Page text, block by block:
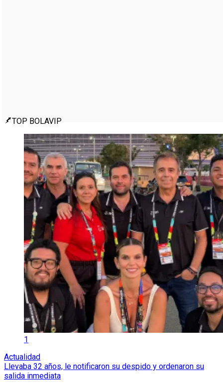
TOP BOLAVIP
1
Actualidad
Llevaba 32 años, le notificaron su despido y ordenaron su
salida inmediata